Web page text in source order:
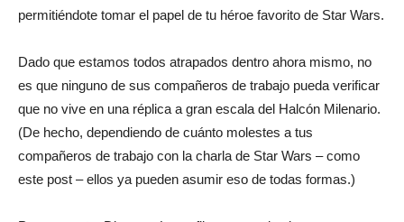
permitiéndote tomar el papel de tu héroe favorito de Star Wars.
Dado que estamos todos atrapados dentro ahora mismo, no
es que ninguno de sus compañeros de trabajo pueda verificar
que no vive en una réplica a gran escala del Halcón Milenario.
(De hecho, dependiendo de cuánto molestes a tus
compañeros de trabajo con la charla de Star Wars – como
este post – ellos ya pueden asumir eso de todas formas.)